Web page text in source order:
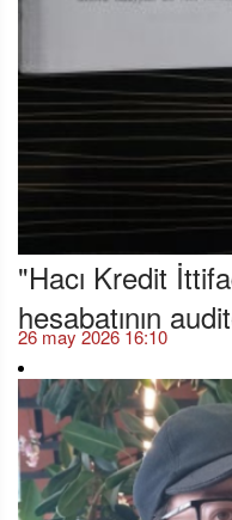
"Hacı Kredit
hesabatının
26 may 2026 16:10